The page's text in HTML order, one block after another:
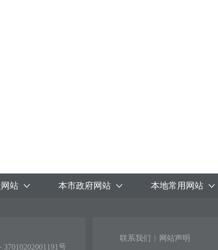
站 本市政府网站 本地常用网站
号
联系我们 |
网站声明